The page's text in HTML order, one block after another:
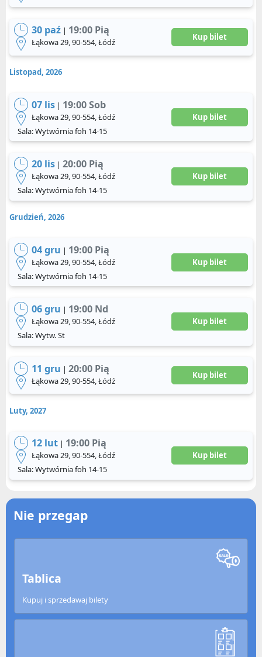
30 paź | 19:00 Pią
Łąkowa 29, 90-554, Łódź
Kup bilet
Listopad, 2026
07 lis | 19:00 Sob
Łąkowa 29, 90-554, Łódź
Sala: Wytwórnia foh 14-15
Kup bilet
20 lis |20:00 Pią
Łąkowa 29, 90-554, Łódź
Sala: Wytwórnia foh 14-15
Kup bilet
Grudzień, 2026
04 gru | 19:00 Pią
Łąkowa 29, 90-554, Łódź
Sala: Wytwórnia foh 14-15
Kup bilet
06 gru | 19:00 Nd
Łąkowa 29, 90-554, Łódź
Sala: Wytw. St
Kup bilet
11 gru |20:00 Pią
Łąkowa 29, 90-554, Łódź
Kup bilet
Luty, 2027
12 lut | 19:00 Pią
Łąkowa 29, 90-554, Łódź
Sala: Wytwórnia foh 14-15
Kup bilet
Nie przegap
Tablica
Kupuj i sprzedawaj bilety